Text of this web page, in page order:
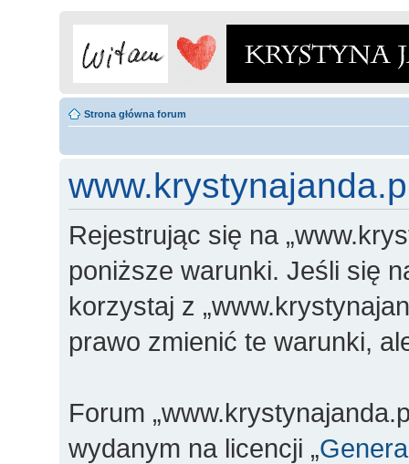
Strona główna forum
Rejestrując się na
poniższe warunki. Jeśli się
korzystaj z
prawo zmienić te warunki,
Forum
wydanym na licencji „